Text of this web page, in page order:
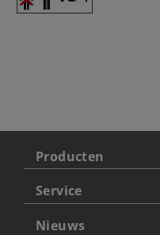
Producten
Service
Nieuws